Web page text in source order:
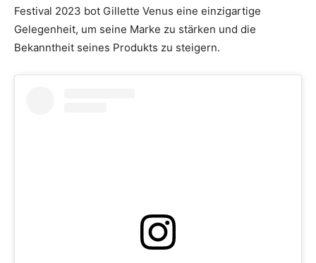
Festival 2023 bot Gillette Venus eine einzigartige
Gelegenheit, um seine Marke zu stärken und die
Bekanntheit seines Produkts zu steigern.